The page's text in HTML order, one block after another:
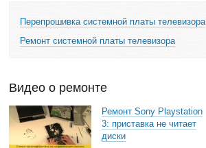
Перепрошивка системной платы телевизора
Ремонт системной платы телевизора
Видео о ремонте
Ремонт Sony Playstation
3: приставка не читает
диски